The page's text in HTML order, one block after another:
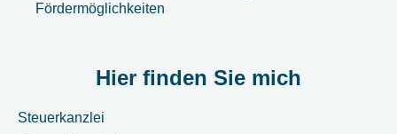
Fördermöglichkeiten
Hier finden Sie mich
Steuerkanzlei